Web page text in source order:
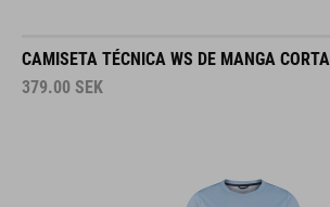
CAMISETA TÉCNICA WS DE MANGA CORTA
379.00 SEK